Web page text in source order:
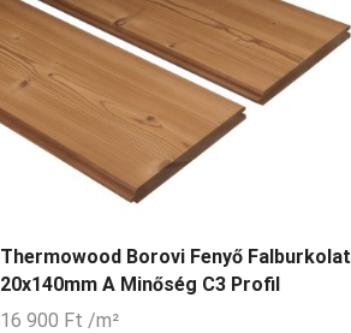
Thermowood Borovi Fenyő Falburkolat
20x140mm A Minőség C3 Profil
16 900 Ft /m²